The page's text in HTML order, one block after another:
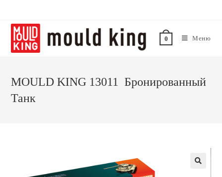
0 Меню
MOULD KING 13011 Бронированный
Танк